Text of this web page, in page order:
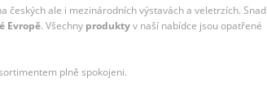
českých ale i mezinárodních výstavách a veletrzích. Snad
Evropě. Všechny produktyv naší nabídce jsou opatřené
plně spokojeni.